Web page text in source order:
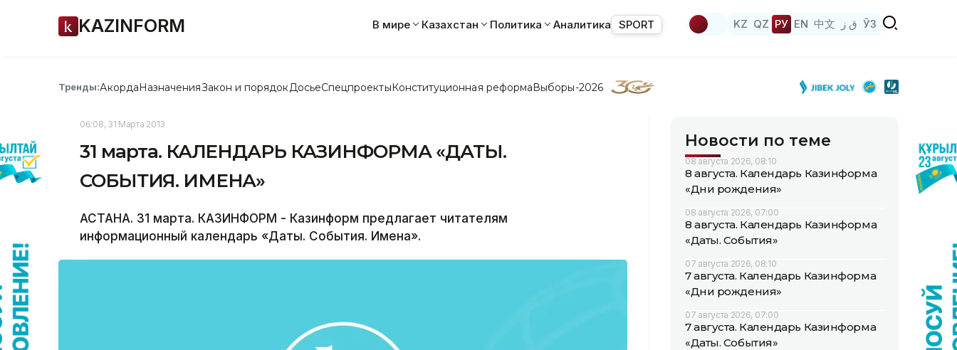
KAZINFORM В мире Казахстан Политика Аналитика SPORT KZ QZ РУ EN 中文 ق ز ЎЗ
Тренды:АкордаНазначенияЗакон и порядок ДосьеСпецпроектыКонституционная реформаВыборы-2026
06:08, 31 Марта 2013
31 марта. КАЛЕНДАРЬ КАЗИНФОРМА «ДАТЫ.
СОБЫТИЯ. ИМЕНА»
АСТАНА. 31 марта. КАЗИНФОРМ - Казинформ предлагает читателям
информационный календарь «Даты. События. Имена».
Новости по теме
08 августа 2026, 08:10
8 августа. Календарь Казинформа
«Дни рождения»
08 августа 2026, 07:00
8 августа. Календарь Казинформа
«Даты. События»
07 августа 2026, 08:10
7 августа. Календарь Казинформа
«Дни рождения»
07 августа 2026, 07:00
7 августа. Календарь Казинформа
«Даты. События»